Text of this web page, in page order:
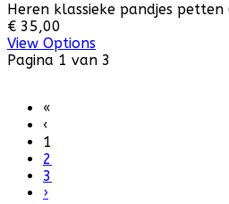
Heren klassieke pandjes
€ 35,00
View Options
Pagina 1 van 3
«
‹
1
2
3
›